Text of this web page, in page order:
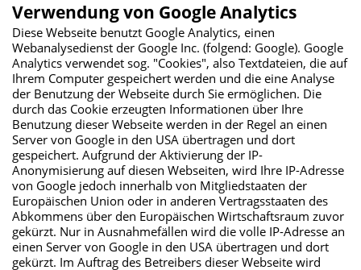
Verwendung von Google Analytics
Diese Webseite benutzt Google Analytics, einen
Webanalysedienst der Google Inc. (folgend: Google). Google
Analytics verwendet sog. "Cookies", also Textdateien, die auf
Ihrem Computer gespeichert werden und die eine Analyse
der Benutzung der Webseite durch Sie ermöglichen. Die
durch das Cookie erzeugten Informationen über Ihre
Benutzung dieser Webseite werden in der Regel an einen
Server von Google in den USA übertragen und dort
gespeichert. Aufgrund der Aktivierung der IP-
Anonymisierung auf diesen Webseiten, wird Ihre IP-Adresse
von Google jedoch innerhalb von Mitgliedstaaten der
Europäischen Union oder in anderen Vertragsstaaten des
Abkommens über den Europäischen Wirtschaftsraum zuvor
gekürzt. Nur in Ausnahmefällen wird die volle IP-Adresse an
einen Server von Google in den USA übertragen und dort
gekürzt. Im Auftrag des Betreibers dieser Webseite wird